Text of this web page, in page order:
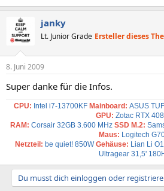
janky
Lt. Junior Grade Ersteller dieses
8. Juni 2009
Super danke für die Infos.
CPU: Intel i7-13700KF Mainboard: ASUS
GPU: Zotac RTX
RAM: Corsair 32GB 3.600 MHz SSD M.2:
Maus: Logitech
Netzteil: be quiet! 850W Gehäuse: Lian Li
Ultragear 31,5'
Du musst dich einloggen oder